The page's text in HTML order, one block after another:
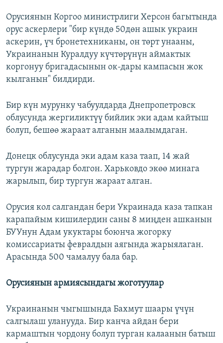
Орусиянын Коргоо министрлиги Херсон багытында
орус аскерлери "бир күндө 50дөн ашык украин
аскерин, үч бронетехниканы, он төрт унааны,
Украинанын Куралдуу күчтөрүнүн аймактык
коргонуу бригадасынын ок-дары кампасын жок
кылганын" билдирди.
Бир күн мурунку чабуулдарда Днепропетровск
облусунда жергиликтүү бийлик эки адам кайтыш
болуп, бешөө жараат алганын маалымдаган.
Донецк облусунда эки адам каза таап, 14 жай
тургун жарадар болгон. Харьковдо экөө минага
жарылып, бир тургун жараат алган.
Орусия кол салгандан бери Украинада каза тапкан
карапайым кишилердин саны 8 миңден ашканын
БУУнун Адам укуктары боюнча жогорку
комиссариаты февралдын аягында жарыялаган.
Арасында 500 чамалуу бала бар.
Орусиянын армиясындагы жоготуулар
Украинанын чыгышында Бахмут шаары үчүн
салгылаш уланууда. Бир канча айдан бери
кармаштын чордону болуп турган калаанын батыш